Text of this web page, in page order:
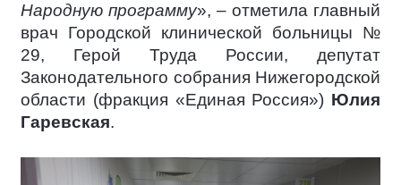
Народную программу», – отметила главный
врач Городской клинической больницы №
29, Герой Труда России, депутат
Законодательного собрания Нижегородской
области (фракция «Единая Россия») Юлия
Гаревская.